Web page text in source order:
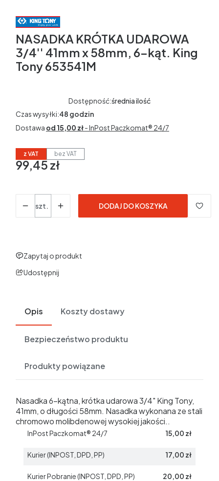
NASADKA KRÓTKA UDAROWA
3/4'' 41mm x 58mm, 6-kąt. King
Tony 653541M
Dostępność:średnia ilość
Czas wysyłki:48 godzin
Dostawa od 15,00 zł- InPost Paczkomat® 24/7
z VAT bez VAT
Cena
99,45 zł
w tym 23% VAT
w tym
szt.
DODAJ DO KOSZYKA
Zapytaj o produkt
Udostępnij
Opis Koszty dostawy
Bezpieczeństwo produktu
Produkty powiązane
Nasadka 6-kątna, krótka udarowa 3/4" King Tony,
41mm, o długości 58mm. Nasadka wykonana ze stali
chromowo molibdenowej wysokiej jakości..
InPost Paczkomat® 24/7 15,00 zł
Kurier (INPOST, DPD, PP) 17,00 zł
Kurier Pobranie (INPOST, DPD, PP) 20,00 zł